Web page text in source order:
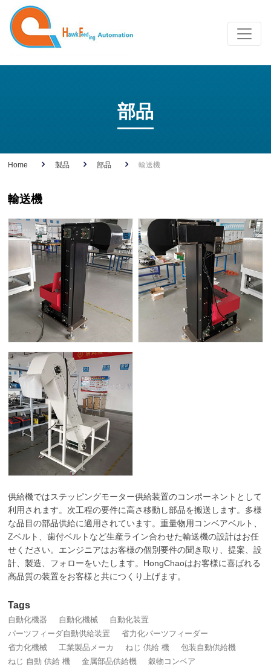
部品
Home 製品 部品 輸送機
輸送機
供給機ではステッピングモーター供給装置のコンポーネントとして
利用されます。次工程の要件に高さ移動し部品を搬送します。多様
な品目の部品供給に適用されています。重量物用コンベアベルト、
Zベルト、歯付ベルトなど生産ライン合わせた輸送機の設計はお任
せください。エンジニアはお客様の個別要件の聞き取り、提案、設
計、製造、フォローをいたします。HongChaoはお客様に喜ばれる
高品質の装置をお客様と共につくり上げます。
Tags
自動化機器 自動化機械
自動化装置
パーツフィーダ自動供給装置
省力化パーツフィーダー
省力化機械
工業製品メーカ ねじ 供給 機
包装自動供給機
ねじ 自動 供給 機
金属部品供給機
穀物コンベア